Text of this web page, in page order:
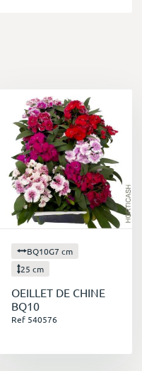
BQ10G7 cm
25 cm
OEILLET DE CHINE
BQ10
Ref 540576